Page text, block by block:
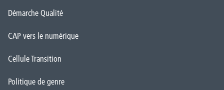
Démarche Qualité
CAP vers le numérique
Cellule Transition
Politique de genre